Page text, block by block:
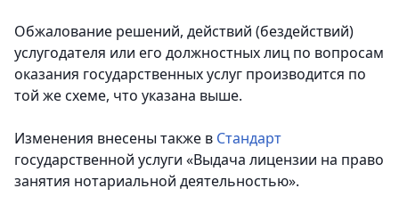
Обжалование решений, действий (бездействий)
услугодателя или его должностных лиц по вопросам
оказания государственных услуг производится по
той же схеме, что указана выше.
Изменения внесены также в Стандарт
государственной услуги «Выдача лицензии на право
занятия нотариальной деятельностью».